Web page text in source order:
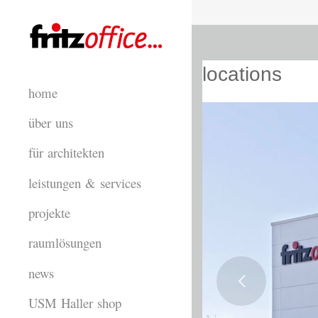
home
über uns
für architekten
leistungen & services
projekte
raumlösungen
news
USM Haller shop
locations